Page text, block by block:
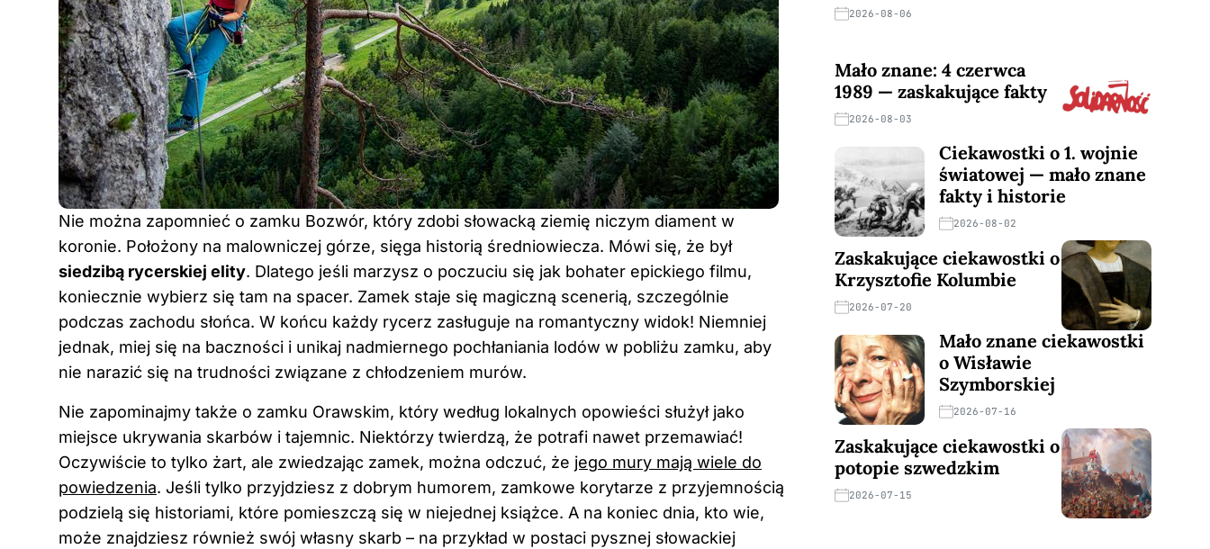
Nie można zapomnieć o zamku Bozwór, który zdobi słowacką ziemię niczym diament w
koronie. Położony na malowniczej górze, sięga historią średniowiecza. Mówi się, że był
siedzibą rycerskiej elity. Dlatego jeśli marzysz o poczuciu się jak bohater epickiego filmu,
koniecznie wybierz się tam na spacer. Zamek staje się magiczną scenerią, szczególnie
podczas zachodu słońca. W końcu każdy rycerz zasługuje na romantyczny widok! Niemniej
jednak, miej się na baczności i unikaj nadmiernego pochłaniania lodów w pobliżu zamku, aby
nie narazić się na trudności związane z chłodzeniem murów.
Nie zapominajmy także o zamku Orawskim, który według lokalnych opowieści służył jako
miejsce ukrywania skarbów i tajemnic. Niektórzy twierdzą, że potrafi nawet przemawiać!
Oczywiście to tylko żart, ale zwiedzając zamek, można odczuć, że jego mury mają wiele do
powiedzenia. Jeśli tylko przyjdziesz z dobrym humorem, zamkowe korytarze z przyjemnością
podzielą się historiami, które pomieszczą się w niejednej książce. A na koniec dnia, kto wie,
może znajdziesz również swój własny skarb – na przykład w postaci pysznej słowackiej
2026-08-06
Mało znane: 4 czerwca
1989 — zaskakujące fakty
2026-08-03
Ciekawostki o 1. wojnie
światowej — mało znane
fakty i historie
2026-08-02
Zaskakujące ciekawostki o
Krzysztofie Kolumbie
2026-07-20
Mało znane ciekawostki
o Wisławie
Szymborskiej
2026-07-16
Zaskakujące ciekawostki o
potopie szwedzkim
2026-07-15